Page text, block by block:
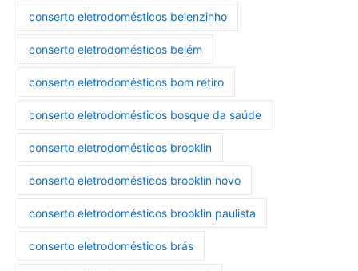
conserto eletrodomésticos belenzinho
conserto eletrodomésticos belém
conserto eletrodomésticos bom retiro
conserto eletrodomésticos bosque da saúde
conserto eletrodomésticos brooklin
conserto eletrodomésticos brooklin novo
conserto eletrodomésticos brooklin paulista
conserto eletrodomésticos brás